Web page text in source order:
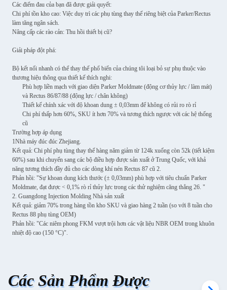
Các điểm đau của bạn đã được giải quyết:
Chi phí tồn kho cao: Việc duy trì các phụ tùng thay thế riêng biệt của Parker/Rectus
làm tăng ngân sách.
Nâng cấp các rào cản: Thu hồi thiết bị cũ?
Giải pháp đột phá:
Bộ kết nối nhanh có thể thay thế phổ biến của chúng tôi loại bỏ sự phụ thuộc vào
thương hiệu thông qua thiết kế thích nghi:
Phù hợp liền mạch với giao diện Parker Moldmate (động cơ thủy lực / làm mát)
và Rectus 86/87/88 (động lực / chân không)
Thiết kế chính xác với độ khoan dung ± 0,03mm để không có rủi ro rò rỉ
Chi phí thấp hơn 60%, SKU ít hơn 70% và tương thích ngược với các hệ thống
cũ
Trường hợp áp dụng
1Nhà máy đúc đúc Zhejiang.
Kết quả: Chi phí phụ tùng thay thế hàng năm giảm từ 124k xuống còn 52k (tiết kiệm
60%) sau khi chuyển sang các bộ điều hợp được sản xuất ở Trung Quốc, với khả
năng tương thích đầy đủ cho các dòng khí nén Rectus 87 cũ 2.
Phản hồi: "Sự khoan dung kích thước (± 0,03mm) phù hợp với tiêu chuẩn Parker
Moldmate, đạt được < 0,1% rò rỉ thủy lực trong các thử nghiệm căng thẳng 26. "
2. Guangdong Injection Molding Nhà sản xuất
Kết quả: giảm 70% trong hàng tồn kho SKU và giao hàng 2 tuần (so với 8 tuần cho
Rectus 88 phụ tùng OEM)
Phản hồi: "Các niêm phong FKM vượt trội hơn các vật liệu NBR OEM trong khuôn
nhiệt độ cao (150 °C)".
Các Sản Phẩm Được